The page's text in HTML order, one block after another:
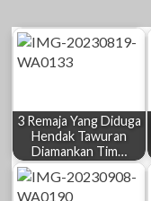
3 Remaja Yang Diduga
Hendak Tawuran
Diamankan Tim…